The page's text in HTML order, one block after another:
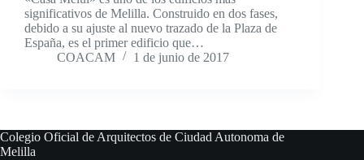
significativos de Melilla. Construido en dos fases,
debido a su ajuste al nuevo trazado de la Plaza de
España, es el primer edificio que…
COACAM
1 de junio de 2017
Colegio Oficial de Arquitectos de Ciudad Autonoma de
Melilla